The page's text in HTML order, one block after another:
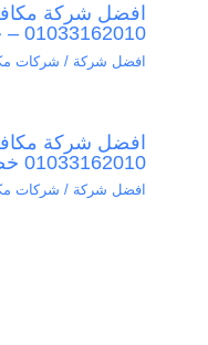
افضل شركة
01033162010 – خصم 50 %
افضل شركة / شركات
افضل شركة
01033162010 خصم 60 %
افضل شركة / شركات